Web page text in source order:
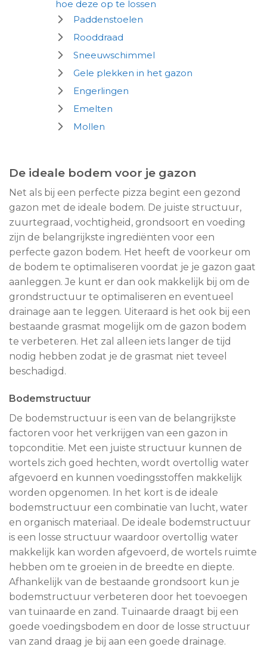
hoe deze op te lossen
Paddenstoelen
Rooddraad
Sneeuwschimmel
Gele plekken in het gazon
Engerlingen
Emelten
Mollen
De ideale bodem voor je gazon
Net als bij een perfecte pizza begint een gezond
gazon met de ideale bodem. De juiste structuur,
zuurtegraad, vochtigheid, grondsoort en voeding
zijn de belangrijkste ingrediënten voor een
perfecte gazon bodem. Het heeft de voorkeur om
de bodem te optimaliseren voordat je je gazon gaat
aanleggen. Je kunt er dan ook makkelijk bij om de
grondstructuur te optimaliseren en eventueel
drainage aan te leggen. Uiteraard is het ook bij een
bestaande grasmat mogelijk om de gazon bodem
te verbeteren. Het zal alleen iets langer de tijd
nodig hebben zodat je de grasmat niet teveel
beschadigd.
Bodemstructuur
De bodemstructuur is een van de belangrijkste
factoren voor het verkrijgen van een gazon in
topconditie. Met een juiste structuur kunnen de
wortels zich goed hechten, wordt overtollig water
afgevoerd en kunnen voedingsstoffen makkelijk
worden opgenomen. In het kort is de ideale
bodemstructuur een combinatie van lucht, water
en organisch materiaal. De ideale bodemstructuur
is een losse structuur waardoor overtollig water
makkelijk kan worden afgevoerd, de wortels ruimte
hebben om te groeien in de breedte en diepte.
Afhankelijk van de bestaande grondsoort kun je
bodemstructuur verbeteren door het toevoegen
van tuinaarde en zand. Tuinaarde draagt bij een
goede voedingsbodem en door de losse structuur
van zand draag je bij aan een goede drainage.